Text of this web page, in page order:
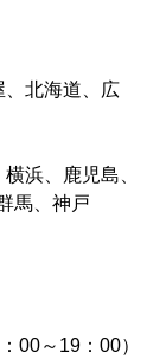
、北海道、広
浜、鹿児島、
馬、神戸
00～19：00）